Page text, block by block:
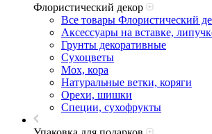
Флористический декор
Все товары Флористический
Аксессуары на вставке,
Грунты декоративные
Сухоцветы
Мох, кора
Натуральные ветки, коряги
Орехи, шишки
Специи, сухофрукты